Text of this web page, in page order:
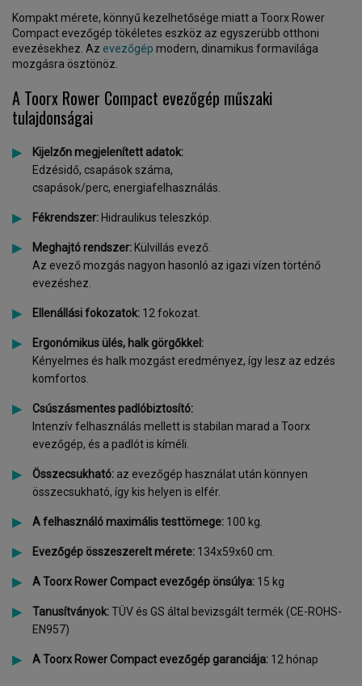
Kompakt mérete, könnyű kezelhetősége miatt a Toorx Rower
Compact evezőgép tökéletes eszköz az egyszerübb otthoni
evezésekhez. Az evezőgép modern, dinamikus formavilága
mozgásra ösztönöz.
A Toorx Rower Compact evezőgép műszaki
tulajdonságai
Kijelzőn megjelenített adatok:
Edzésidő, csapások száma,
csapások/perc, energiafelhasználás.
Fékrendszer: Hidraulikus teleszkóp.
Meghajtó rendszer: Külvillás evező.
Az evező mozgás nagyon hasonló az igazi vízen történő
evezéshez.
Ellenállási fokozatok: 12 fokozat.
Ergonómikus ülés, halk görgőkkel:
Kényelmes és halk mozgást eredményez, így lesz az edzés
komfortos.
Csúszásmentes padlóbiztosító:
Intenzív felhasználás mellett is stabilan marad a Toorx
evezőgép, és a padlót is kíméli.
Összecsukható: az evezőgép használat után könnyen
összecsukható, így kis helyen is elfér.
A felhasználó maximális testtömege: 100 kg.
Evezőgép összeszerelt mérete: 134x59x60 cm.
A Toorx Rower Compact evezőgép önsúlya: 15 kg
Tanusítványok:TÜV és GS által bevizsgált termék (CE-ROHS-
EN957)
A Toorx Rower Compact evezőgép garanciája: 12 hónap